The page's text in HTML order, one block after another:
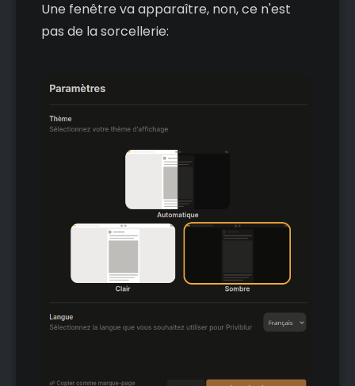
Une fenêtre va apparaître, non, ce n'est
pas de la sorcellerie: